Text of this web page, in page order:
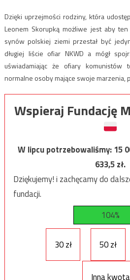
Dzięki uprzejmości rodziny, która
Leonem Skorupką możliwe jest aby
synów polskiej ziemi przestał być
długiej liście ofiar NKWD a mógł
uświadamiając że ofiary
normalne osoby mające swoje marzenia,
Wspieraj Fundację
W lipcu potrzebowaliśmy:15
633,5zł.
Dziękujemy! i zachęcamy do
fundacji.
104%
30 zł 50 zł
Inna kwota